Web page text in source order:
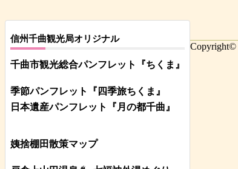
信州千曲観光局オリジナル
千曲市観光総合パンフレット 『ちくま』
季節パンフレット『四季旅ちくま』
日本遺産パンフレット
『月の都千曲』
姨捨棚田散策マップ
Copyright©